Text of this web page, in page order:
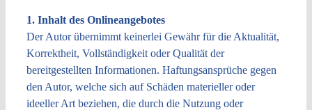
1. Inhalt des Onlineangebotes
Der Autor übernimmt keinerlei Gewähr für die Aktualität,
Korrektheit, Vollständigkeit oder Qualität der
bereitgestellten Informationen. Haftungsansprüche gegen
den Autor, welche sich auf Schäden materieller oder
ideeller Art beziehen, die durch die Nutzung oder